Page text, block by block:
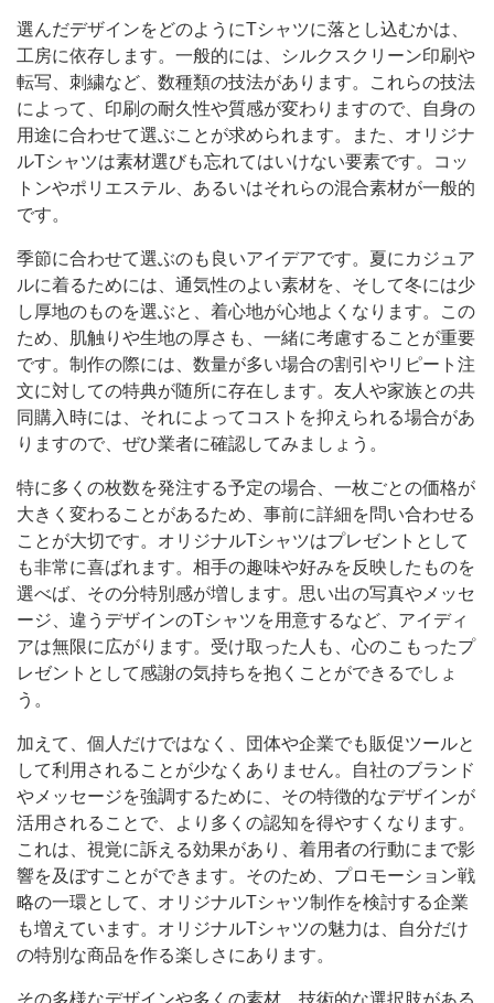
選んだデザインをどのようにTシャツに落とし込むかは、
工房に依存します。一般的には、シルクスクリーン印刷や
転写、刺繍など、数種類の技法があります。これらの技法
によって、印刷の耐久性や質感が変わりますので、自身の
用途に合わせて選ぶことが求められます。また、オリジナ
ルTシャツは素材選びも忘れてはいけない要素です。コッ
トンやポリエステル、あるいはそれらの混合素材が一般的
です。
季節に合わせて選ぶのも良いアイデアです。夏にカジュア
ルに着るためには、通気性のよい素材を、そして冬には少
し厚地のものを選ぶと、着心地が心地よくなります。この
ため、肌触りや生地の厚さも、一緒に考慮することが重要
です。制作の際には、数量が多い場合の割引やリピート注
文に対しての特典が随所に存在します。友人や家族との共
同購入時には、それによってコストを抑えられる場合があ
りますので、ぜひ業者に確認してみましょう。
特に多くの枚数を発注する予定の場合、一枚ごとの価格が
大きく変わることがあるため、事前に詳細を問い合わせる
ことが大切です。オリジナルTシャツはプレゼントとして
も非常に喜ばれます。相手の趣味や好みを反映したものを
選べば、その分特別感が増します。思い出の写真やメッセ
ージ、違うデザインのTシャツを用意するなど、アイディ
アは無限に広がります。受け取った人も、心のこもったプ
レゼントとして感謝の気持ちを抱くことができるでしょ
う。
加えて、個人だけではなく、団体や企業でも販促ツールと
して利用されることが少なくありません。自社のブランド
やメッセージを強調するために、その特徴的なデザインが
活用されることで、より多くの認知を得やすくなります。
これは、視覚に訴える効果があり、着用者の行動にまで影
響を及ぼすことができます。そのため、プロモーション戦
略の一環として、オリジナルTシャツ制作を検討する企業
も増えています。オリジナルTシャツの魅力は、自分だけ
の特別な商品を作る楽しさにあります。